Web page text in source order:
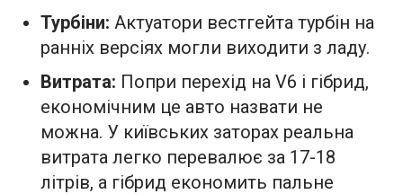
Турбіни: Актуатори вестгейта турбін на
ранніх версіях могли виходити з ладу.
Витрата: Попри перехід на V6 і гібрид,
економічним це авто назвати не
можна. У київських заторах реальна
витрата легко перевалює за 17-18
літрів, а гібрид економить пальне